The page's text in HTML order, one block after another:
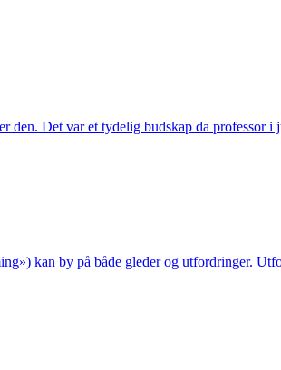
den. Det var et tydelig budskap da professor i
kan by på både gleder og utfordringer.